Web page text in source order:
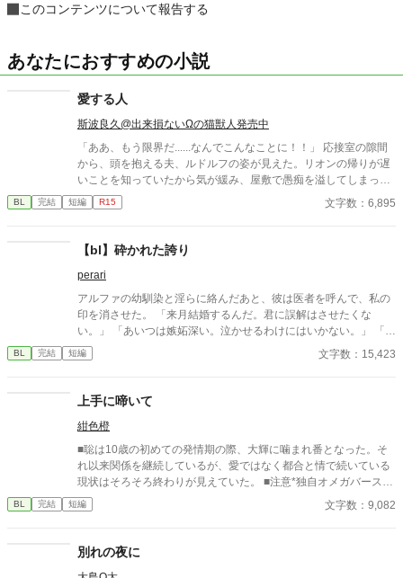
このコンテンツについて報告する
あなたにおすすめの小説
愛する人
斯波良久@出来損ないΩの猫獣人発売中
「ああ、もう限界だ......なんでこんなことに！！」 応接室の隙間
から、頭を抱える夫、ルドルフの姿が見えた。リオンの帰りが遅
いことを知っていたから気が緩み、屋敷で愚痴を溢してしまった
のだろう。 三年前、ルドルフの家からの申し出により、リオンは
彼と政略的な婚姻関係を結んだ。けれどルドルフには愛する男性
の決断をする。
BL 完結 短編 R15 文字数：6,895
【bl】砕かれた誇り
perari
アルファの幼馴染と淫らに絡んだあと、彼は医者を呼んで、私の
印を消させた。 「来月結婚するんだ。君に誤解はさせたくな
い。」 「あいつは嫉妬深い。泣かせるわけにはいかない。」 「君
ももう年頃の残り物のオメガだろ？ 俺の印をつけたまま、他の
アルファとお見合いするなんてありえない。」 彼は冷たく、けれ
す。 「長い間、俺に従ってきたんだから、君を傷つけたりはしな
い。」 「結婚の日には招待状を送る。必ず来て、席につけよ。」
--- いくつかのコメントを拝見し、大変申し訳なく思っておりま
す。 私は現在日本語を勉強しており、この文章はAI作品ではあり
ませんが、 一部に翻訳ソフトを使用しています。 もし読んでくだ
さる中で日本語のおかしな点をご指摘いただけましたら、 本当に
BL 完結 短編 文字数：15,423
上手に啼いて
紺色橙
■聡は10歳の初めての発情期の際、大輝に噛まれ番となった。そ
れ以来関係を継続しているが、愛ではなく都合と情で続いている
現状はそろそろ終わりが見えていた。 ■注意*独自オメガバース設
定。■『それは愛か本能か』と同じ世界設定です。関係は一切な
し。
BL 完結 短編 文字数：9,082
別れの夜に